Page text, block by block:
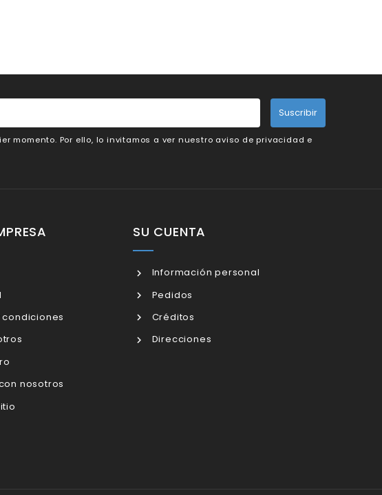
Suscribir
momento. Por ello, lo invitamos a ver nuestro aviso de privacidad e
condiciones
nosotros
SU CUENTA
Información personal
Pedidos
Créditos
Direcciones